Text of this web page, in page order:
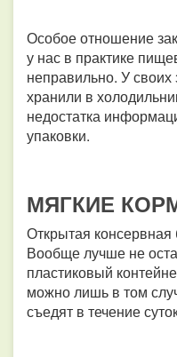
Особое отношение
у нас в практике
неправильно. У своих
хранили в
недостатка
упаковки.
МЯГКИЕ
Открытая
Вообще лучше не
пластиковый
можно лишь в том
съедят в течение